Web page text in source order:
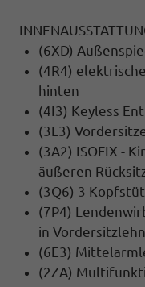
(6XD)
(4R4)
hinten
(4I3) Keyless
(3L3)
(3A2) ISOFIX -
äußeren
(3Q6) 3
(7P4)
in
(6E3)
(2ZA)